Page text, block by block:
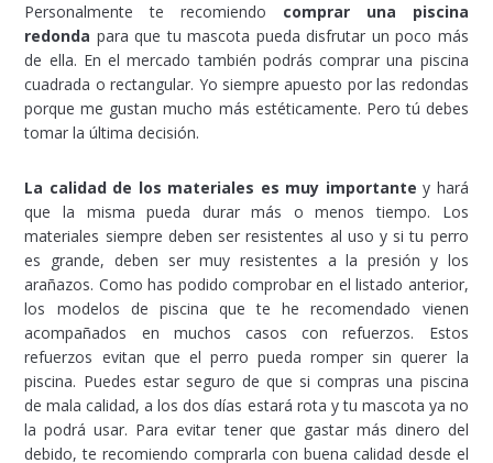
Personalmente te recomiendo comprar una piscina
redonda para que tu mascota pueda disfrutar un poco más
de ella. En el mercado también podrás comprar una piscina
cuadrada o rectangular. Yo siempre apuesto por las redondas
porque me gustan mucho más estéticamente. Pero tú debes
tomar la última decisión.
La calidad de los materiales es muy importante y hará
que la misma pueda durar más o menos tiempo. Los
materiales siempre deben ser resistentes al uso y si tu perro
es grande, deben ser muy resistentes a la presión y los
arañazos. Como has podido comprobar en el listado anterior,
los modelos de piscina que te he recomendado vienen
acompañados en muchos casos con refuerzos. Estos
refuerzos evitan que el perro pueda romper sin querer la
piscina. Puedes estar seguro de que si compras una piscina
de mala calidad, a los dos días estará rota y tu mascota ya no
la podrá usar. Para evitar tener que gastar más dinero del
debido, te recomiendo comprarla con buena calidad desde el